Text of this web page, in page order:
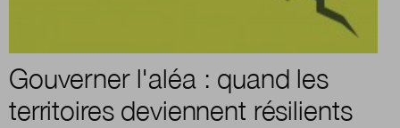
Gouverner l'aléa : quand les
territoires deviennent résilients